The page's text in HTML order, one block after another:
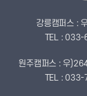
강릉캠퍼스 :
TEL :
원주캠퍼스 : 우
TEL :